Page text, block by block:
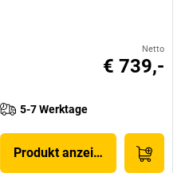
Netto
€ 739,-
5-7 Werktage
Produkt anzeigen